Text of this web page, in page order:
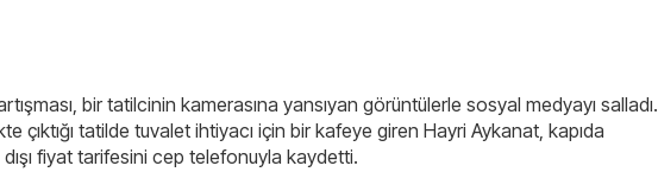
bir tatilcinin kamerasına yansıyan görüntülerle sosyal medyayı salladı.
çıktığı tatilde tuvalet ihtiyacı için bir kafeye giren Hayri Aykanat, kapıda
dışı fiyat tarifesini cep telefonuyla kaydetti.